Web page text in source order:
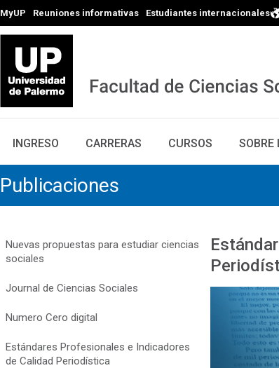
MyUP Reuniones informativas Estudiantes internacionales
INGRESO CARRERAS CURSOS SOBRE
Publicaciones
Nuevas propuestas para estudiar ciencias
sociales
Journal de Ciencias Sociales
Numero Cero digital
Estándares Profesionales e Indicadores
de Calidad Periodística